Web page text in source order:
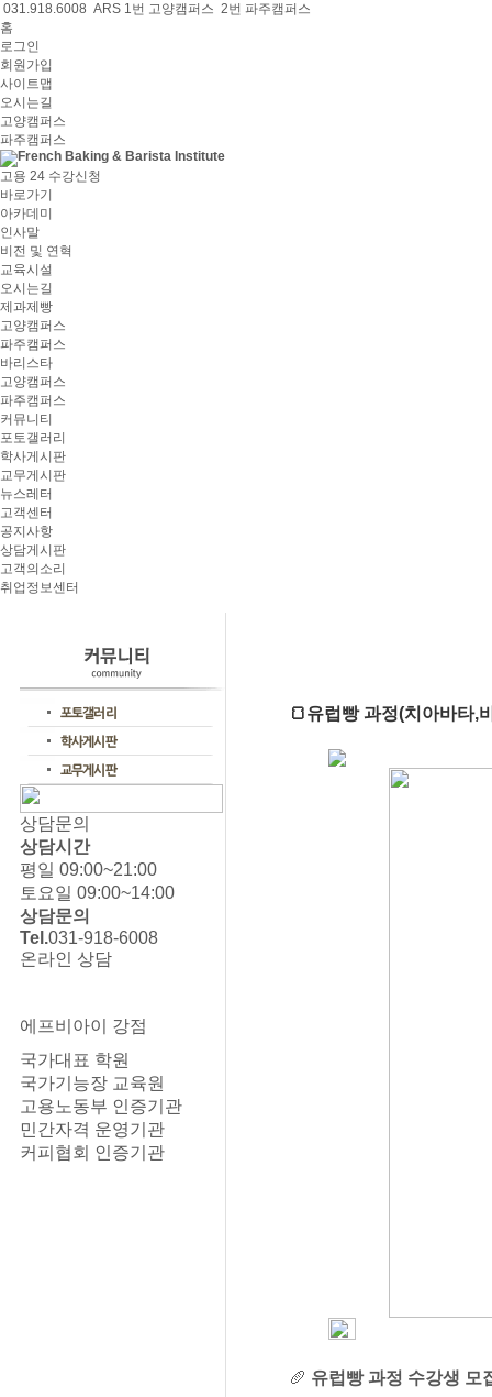
031.918.6008 ARS 1번 고양캠퍼스 2번 파주캠퍼스
홈
로그인
회원가입
사이트맵
오시는길
고양캠퍼스
파주캠퍼스
고용 24 수강신청
바로가기
아카데미
인사말
비전 및 연혁
교육시설
오시는길
제과제빵
고양캠퍼스
파주캠퍼스
바리스타
고양캠퍼스
파주캠퍼스
커뮤니티
포토갤러리
학사게시판
교무게시판
뉴스레터
고객센터
공지사항
상담게시판
고객의소리
취업정보센터
상담문의
상담시간
평일 09:00~21:00
토요일 09:00~14:00
상담문의
Tel.031-918-6008
온라인 상담
에프비아이 강점
국가대표 학원
국가기능장 교육원
고용노동부 인증기관
민간자격 운영기관
커피협회 인증기관
🍞유럽빵 과정(치아바타,
🥖 유럽빵 과정 수강생 모